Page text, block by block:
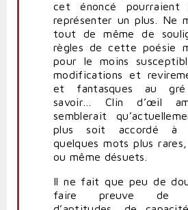
cet énoncé pourraient
représenter un plus. Ne
tout de même de
règles de cette poésie
pour le moins
modifications et
et fantasques au
savoir… Clin d’œil
semblerait
plus soit accordé à
quelques mots plus
ou même désuets.
Il ne fait que peu de
faire preuve de